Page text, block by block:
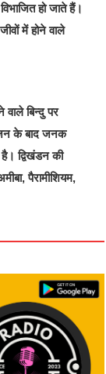
हो जाते हैं।
में होने वाले
बिन्दु पर
के बाद जनक
है। द्विखंडन की
पैरामीशियम,